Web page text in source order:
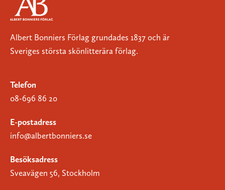
Albert Bonniers Förlag grundades 1837 och är
Sveriges största skönlitterära förlag.
Telefon
08-696 86 20
E-postadress
info@albertbonniers.se
Besöksadress
Sveavägen 56, Stockholm